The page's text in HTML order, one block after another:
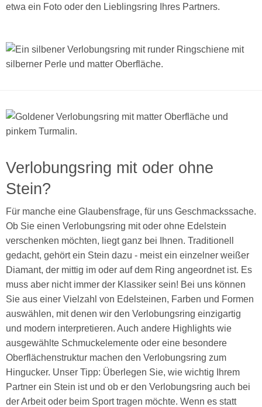
etwa ein Foto oder den Lieblingsring Ihres Partners.
Verlobungsring mit oder ohne
Stein?
Für manche eine Glaubensfrage, für uns Geschmackssache.
Ob Sie einen Verlobungsring mit oder ohne Edelstein
verschenken möchten, liegt ganz bei Ihnen. Traditionell
gedacht, gehört ein Stein dazu - meist ein einzelner weißer
Diamant, der mittig im oder auf dem Ring angeordnet ist. Es
muss aber nicht immer der Klassiker sein! Bei uns können
Sie aus einer Vielzahl von Edelsteinen, Farben und Formen
auswählen, mit denen wir den Verlobungsring einzigartig
und modern interpretieren. Auch andere Highlights wie
ausgewählte Schmuckelemente oder eine besondere
Oberflächenstruktur machen den Verlobungsring zum
Hingucker. Unser Tipp: Überlegen Sie, wie wichtig Ihrem
Partner ein Stein ist und ob er den Verlobungsring auch bei
der Arbeit oder beim Sport tragen möchte. Wenn es statt